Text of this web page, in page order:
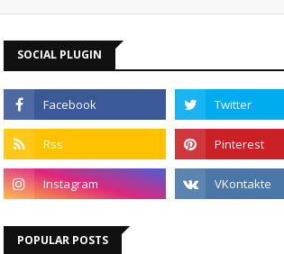
SOCIAL PLUGIN
POPULAR POSTS